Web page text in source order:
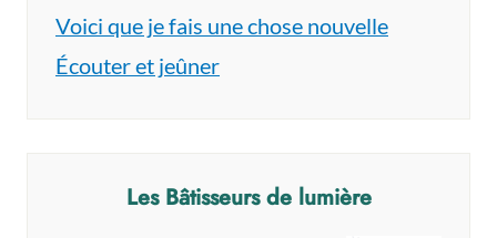
Voici que je fais une chose nouvelle
Écouter et jeûner
Les Bâtisseurs de lumière